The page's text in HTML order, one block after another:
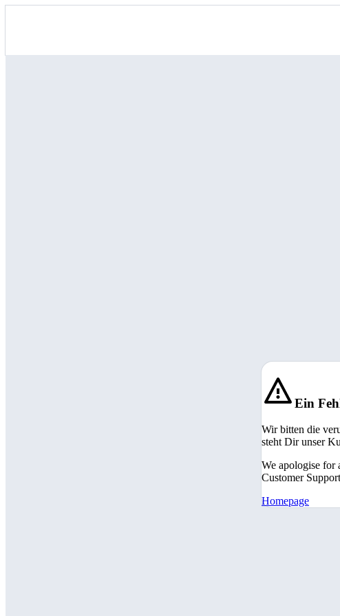
Ein
Wir bitten die
steht Dir unser
We apologise for
Customer
Homepage